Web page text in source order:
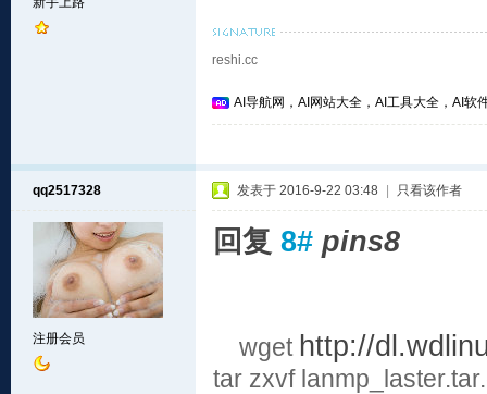
reshi.cc
AI导航网，AI网站大全，AI工具大全，AI软
qq2517328
注册会员
发表于 2016-9-22 03:48 只看该作者
回复 8# pins8
wget http://
tar zxvf